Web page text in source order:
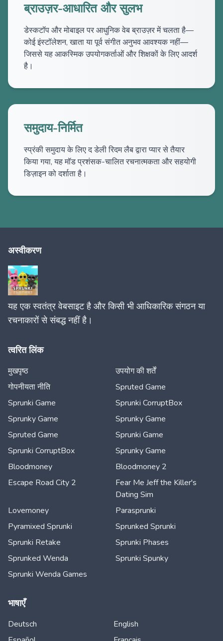
ब्राउज़र-आधारित और सुलभ
डेस्कटॉप और मोबाइल पर आधुनिक वेब ब्राउज़र में चलता है—
कोई इंस्टॉलेशन, खाता या पूर्व संगीत अनुभव आवश्यक नहीं—
जिससे यह आकस्मिक उपयोगकर्ताओं और शिक्षकों के लिए आदर्श
है।
समुदाय-निर्मित
स्प्रंकी समुदाय के लिए द डेली रिदम लैब द्वारा प्यार से तैयार
किया गया, यह मॉड प्रशंसक-चालित रचनात्मकता और सहयोगी
डिज़ाइन को दर्शाता है।
अस्वीकरण
यह एक स्वतंत्र वेबसाइट है और किसी भी आधिकारिक संगठन या
रचनाकारों से संबद्ध नहीं है।
त्वरित लिंक
मुखपृष्ठ
उपयोग की शर्तें
गोपनीयता नीति
Spruted Game
Sprunki Game
Sprunki CorruptBox
Sprunky Game
Sprunky Game
Spruted Game
Sprunki Game
Sprunki CorruptBox
Sprunky Game
Bloodmoney
Bloodmoney 2
Escape Road City 2
Fear Me Jeff the Killer's
Dating Sim
Lovemoney
Parasprunki
Pyramixed Sprunki
Sprunked Sprunki
Sprunki Retake
Sprunki Phases
Sprunked Wenda
Sprunki Spunky
Sprunki Wenda Games
भाषाएँ
Deutsch
English